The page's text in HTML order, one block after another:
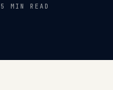
5 MIN READ